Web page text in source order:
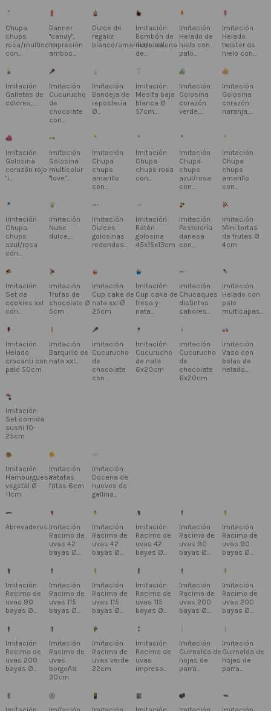
Chupa
chups
rosa/multicolor
con...
Banner
"candy",
impresión
ambos...
Dulce de
regaliz
blanco/amarillo/rosa...
Imitación
Bombón de
nube rellena
de...
Imitación
Helado de
hielo con
palo...
Imitación
Helado
twister de
hielo con...
Imitación
Galletas de
colores,...
Imitación
Cucurucho
de
chocolate
con...
Imitación
Bandeja de
repostería
Ø...
Imitación
Mesita baja
blanca Ø
57cm...
Imitación
Golosina
corazón
verde,...
Imitación
Golosina
corazón
naranja,...
Imitación
Golosina
corazón rojo
"i...
Imitación
Golosina
multicolor
"love"...
Imitación
Chupa
chups
amarillo
con...
Imitación
Chupa
chups rosa
con...
Imitación
Chupa
chups
azul/rosa
con...
Imitación
Chupa
chups
amarillo
con...
Imitación
Chupa
chups
azul/rosa
con...
Imitación
Nube
dulce,...
Imitación
Dulces
golosinas
redondas...
Imitación
Ratón
golosina
45x15x13cm
Imitación
Pastelería
danesa
con...
Imitación
Mini tortas
de frutas Ø
4cm
Imitación
Set de
cookies xxl
con...
Imitación
Trufas de
chocolate Ø
5cm
Imitación
Cup cake de
nata xxl Ø
25cm
Imitación
Cup cake de
fresa y
nata...
Imitación
Chucaques
distintos
sabores...
Imitación
Helado con
palo
multicapas...
Imitación
Helado
crocanti con
palo 50cm
Imitación
Barquillo de
nata xxl...
Imitación
Cucurucho
de
chocolate
con...
Imitación
Cucurucho
de nata
6x20cm
Imitación
Cucurucho
de
chocolate
6x20cm
Imitación
Vaso con
bolas de
helado...
Imitación
Set comida
sushi 10-
25cm
Imitación
Hamburguesa
vegetal Ø
11cm
Imitación
Patatas
fritas 6cm
Imitación
Docena de
huevos de
gallina...
Abrevaderos...Imitación
Racimo de
uvas 42
bayas Ø...
Imitación
Racimo de
uvas 42
bayas Ø...
Imitación
Racimo de
uvas 42
bayas Ø...
Imitación
Racimo de
uvas 90
bayas Ø...
Imitación
Racimo de
uvas 90
bayas Ø...
Imitación
Racimo de
uvas 90
bayas Ø...
Imitación
Racimo de
uvas 115
bayas Ø...
Imitación
Racimo de
uvas 115
bayas Ø...
Imitación
Racimo de
uvas 115
bayas Ø...
Imitación
Racimo de
uvas 200
bayas Ø...
Imitación
Racimo de
uvas 200
bayas Ø...
Imitación
Racimo de
uvas 200
bayas Ø...
Imitación
Racimo de
uvas
borgoña
30cm
Imitación
Racimo de
uvas verde
22cm
Imitación
Racimo de
uvas
impreso...
Imitación
Guirnalda de
hojas de
parra...
Imitación
Guirnalda de
hojas de
parra...